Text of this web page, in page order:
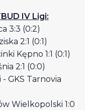
IV Ligi:
3:3 (0:2)
2:1 (0:1)
Kępno 1:1 (0:1)
2:1 (0:0)
GKS Tarnovia
Wielkopolski 1:0